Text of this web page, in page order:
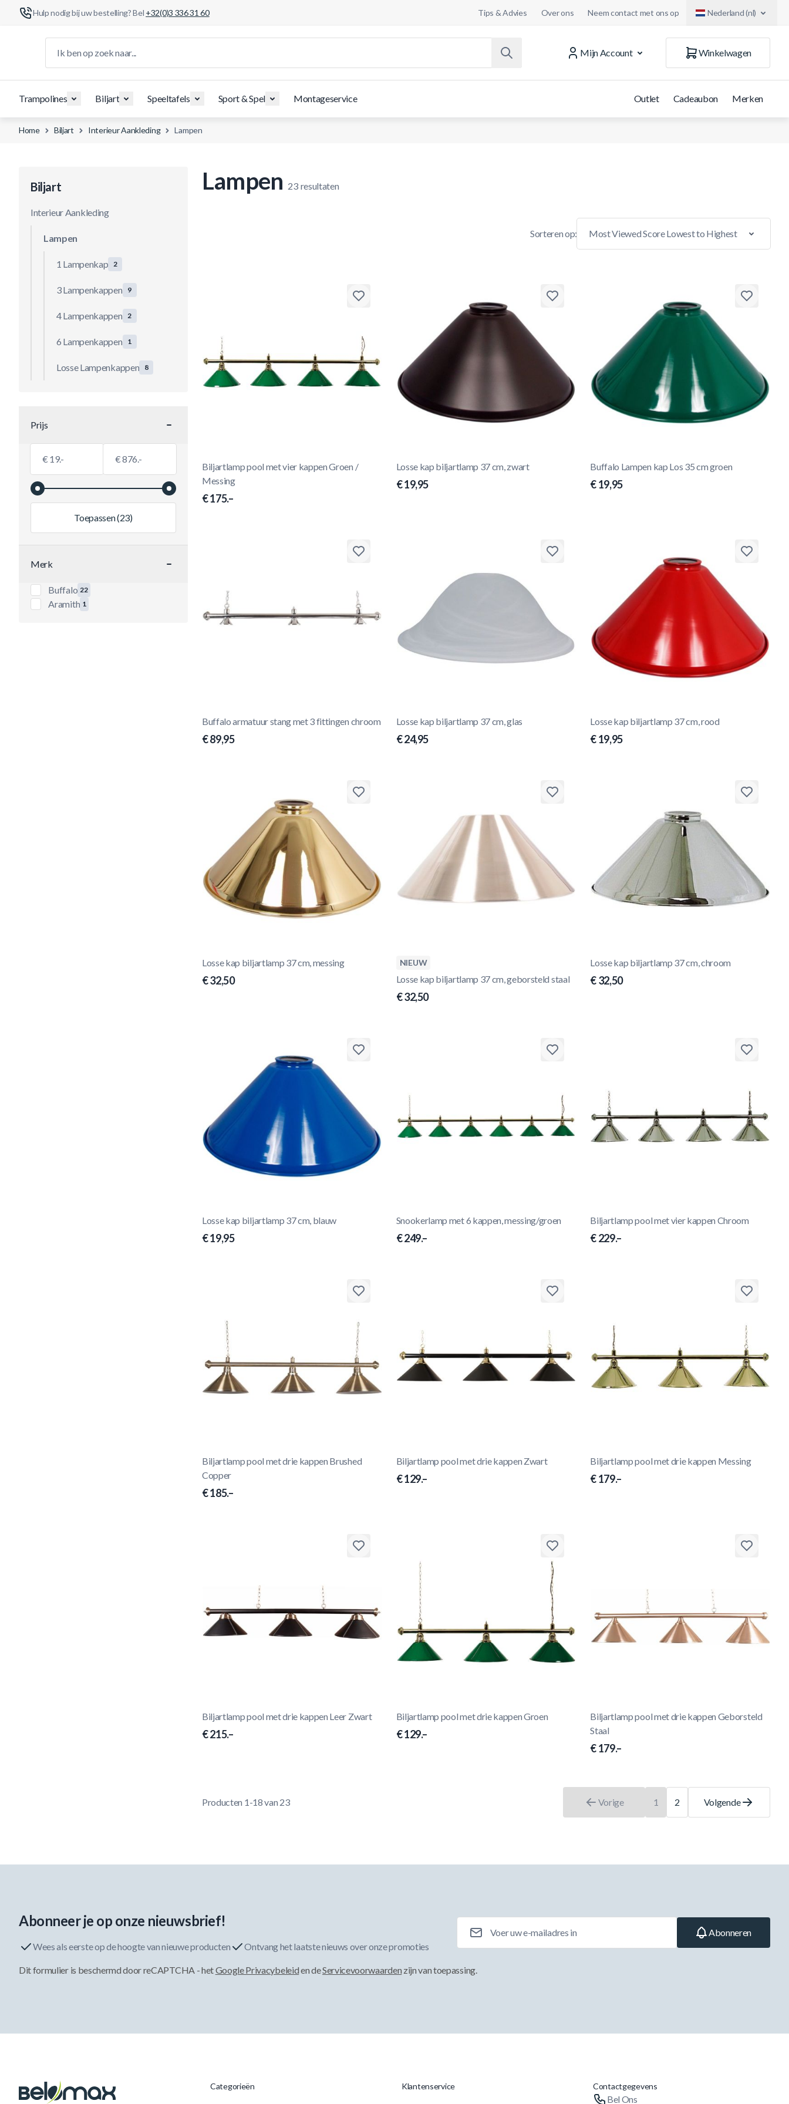
Hulp nodig bij uw bestelling? Bel +32(0)3 336 31 60 Tips & Advies Over ons Neem contact met ons op Nederland (nl)
Mijn Account
Winkelwagen
Trampolines Biljart Speeltafels Sport & Spel Montageservice Outlet Cadeaubon Merken
Home Biljart Interieur Aankleding Lampen
Prijs
€ €
Toepassen(23)
Merk
Buffalo 22
producten beschikbaar
Aramith 1
producten beschikbaar
Biljart
Interieur Aankleding
Lampen
1 Lampenkap 2
3 Lampenkappen 9
4 Lampenkappen 2
6 Lampenkappen 1
Losse Lampenkappen 8
Lampen 23 resultaten
Sorteren op:
Biljartlamp pool met vier kappen Groen /
Messing
€ 175.–
Losse kap biljartlamp 37 cm, zwart
€ 19,95
Buffalo Lampen kap Los 35 cm groen
€ 19,95
Buffalo armatuur stang met 3 fittingen chroom
€ 89,95
Losse kap biljartlamp 37 cm, glas
€ 24,95
Losse kap biljartlamp 37 cm, rood
€ 19,95
Losse kap biljartlamp 37 cm, messing
€ 32,50
NIEUW
Losse kap biljartlamp 37 cm, geborsteld staal
€ 32,50
Losse kap biljartlamp 37 cm, chroom
€ 32,50
Losse kap biljartlamp 37 cm, blauw
€ 19,95
Snookerlamp met 6 kappen, messing/groen
€ 249.–
Biljartlamp pool met vier kappen Chroom
€ 229.–
Biljartlamp pool met drie kappen Brushed
Copper
€ 185.–
Biljartlamp pool met drie kappen Zwart
€ 129.–
Biljartlamp pool met drie kappen Messing
€ 179.–
Biljartlamp pool met drie kappen Leer Zwart
€ 215.–
Biljartlamp pool met drie kappen Groen
€ 129.–
Biljartlamp pool met drie kappen Geborsteld
Staal
€ 179.–
Producten 1-18van 23 Vorige
U leest momenteel pagina
1
Pagina
2 Volgende
Abonneer je op onze nieuwsbrief!
Wees als eerste op de hoogte van nieuwe producten Ontvang het laatste nieuws over onze promoties
Abonneren
Dit formulier is beschermd door reCAPTCHA - hetGoogle Privacybeleiden deServicevoorwaarden zijn van toepassing.
Categorieën Klantenservice Contactgegevens
Bel Ons